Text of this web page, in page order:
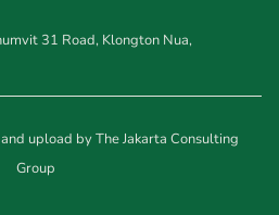
31 Road, Klongton Nua,
upload by The Jakarta Consulting
Group